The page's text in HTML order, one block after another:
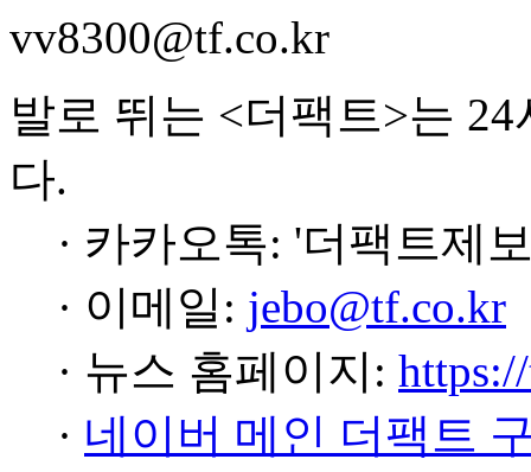
vv8300@tf.co.kr
발로 뛰는 <더팩트>는
다.
· 카카오톡: '더팩트제
· 이메일: jebo@tf.co.kr
· 뉴스 홈페이지:
· 네이버 메인 더팩트